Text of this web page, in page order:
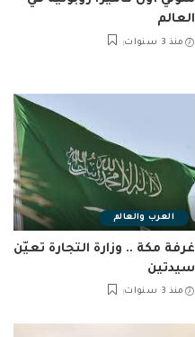
العالم
منذ 3 سنوات
العرب والعالم
غرفة مكة .. وزارة التجارة تعيّن
سيدتين
منذ 3 سنوات